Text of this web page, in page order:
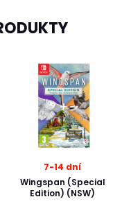
7-14 dní
Wingspan (Special
Edition) (NSW)